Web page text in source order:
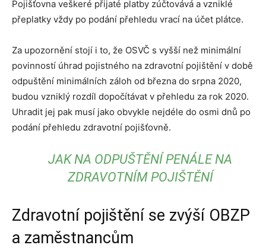
Pojišťovna veškeré přijaté platby zúčtovává a vzniklé
přeplatky vždy po podání přehledu vrací na účet plátce.
Za upozornění stojí i to, že OSVČ s vyšší než minimální
povinností úhrad pojistného na zdravotní pojištění v době
odpuštění minimálních záloh od března do srpna 2020,
budou vzniklý rozdíl dopočítávat v přehledu za rok 2020.
Uhradit jej pak musí jako obvykle nejdéle do osmi dnů po
podání přehledu zdravotní pojišťovně.
JAK NA ODPUŠTĚNÍ PENÁLE NA
ZDRAVOTNÍM POJIŠTĚNÍ
Zdravotní pojištění se zvýší OBZP
a zaměstnancům